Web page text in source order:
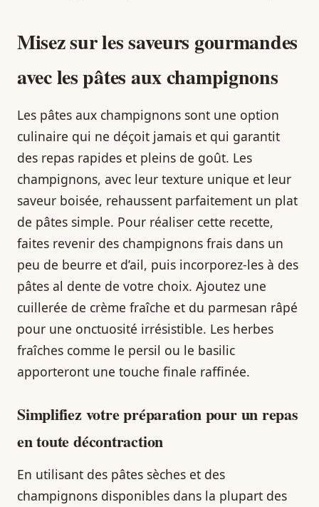
Misez sur les saveurs gourmandes
avec les pâtes aux champignons
Les pâtes aux champignons sont une option
culinaire qui ne déçoit jamais et qui garantit
des repas rapides et pleins de goût. Les
champignons, avec leur texture unique et leur
saveur boisée, rehaussent parfaitement un plat
de pâtes simple. Pour réaliser cette recette,
faites revenir des champignons frais dans un
peu de beurre et d’ail, puis incorporez-les à des
pâtes al dente de votre choix. Ajoutez une
cuillerée de crème fraîche et du parmesan râpé
pour une onctuosité irrésistible. Les herbes
fraîches comme le persil ou le basilic
apporteront une touche finale raffinée.
Simplifiez votre préparation pour un repas
en toute décontraction
En utilisant des pâtes sèches et des
champignons disponibles dans la plupart des